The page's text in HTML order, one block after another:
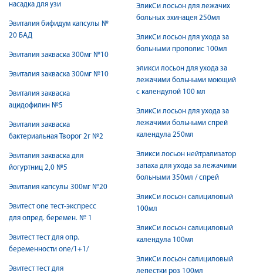
насадка для узи
Эвиталия бифидум капсулы №
20 БАД
Эвиталия закваска 300мг №10
Эвиталия закваска 300мг №10
Эвиталия закваска
ацидофилин №5
Эвиталия закваска
бактериальная Творог 2г №2
Эвиталия закваска для
йогуртниц 2,0 №5
Эвиталия капсулы 300мг №20
Эвитест one тест-экспресс
для опред. беремен. № 1
Эвитест тест для опр.
беременности one/1+1/
Эвитест тест для
ЭликСи лосьон для лежачих
больных эхинацея 250мл
ЭликСи лосьон для ухода за
больными прополис 100мл
эликси лосьон для ухода за
лежачими больными моющий
с календулой 100 мл
ЭликСи лосьон для ухода за
лежачими больными спрей
календула 250мл
Эликси лосьон нейтрализатор
запаха для ухода за лежачими
больными 350мл / спрей
ЭликСи лосьон салициловый
100мл
ЭликСи лосьон салициловый
календула 100мл
ЭликСи лосьон салициловый
лепестки роз 100мл